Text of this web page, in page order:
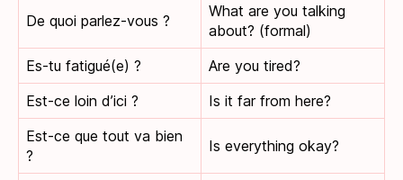
De quoi parlez-vous ?
What are you talking
about? (formal)
Es-tu fatigué(e) ?
Are you tired?
Est-ce loin d’ici ?
Is it far from here?
Est-ce que tout va bien
?
Is everything okay?